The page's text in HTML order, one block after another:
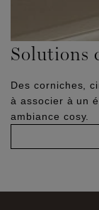
Solutions
Des corniches,
à associer à un
ambiance cosy.